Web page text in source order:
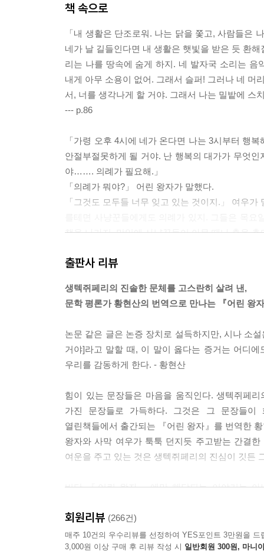
책 속으로
「내 생활은 단조로워. 나는 닭을 쫓고, 사람들은
네가 날 길들인다면 내 생활은 햇빛을 받은 듯 환
리는 나를 땅속에 숨게 하지. 네 발자국 소리는
내게 아무 소용이 없어. 그래서 슬퍼! 그러나 네 머
서, 너를 생각나게 할 거야. 그래서 나는 밀밭에
--- p.86
「가령 오후 4시에 네가 온다면 나는 3시부터 행
안절부절못하게 될 거야. 난 행복의 대가가 무엇
야……. 의례가 필요해.」
「의례가 뭐야?」 어린 왕자가 말했다.
「그것도 모두들 너무 잊고 있는 것이지.」 여우
책을 나가지. 만일에 사냥꾼들이 아무 때나 춤을
그는 꽃들에게 말했다. 「너희들은 내 장미를 전
누구도 길들이지 않았어. 너희들은 옛날 내 여우
이 말에 장미꽃들은 난처했다.
「너희들은 아름다워, 그러나 너희들은 비어 있어
인은 내 장미도 너희들과 비슷하다고 생각할 거
고, 허풍을 들어 주고, 때로는 침묵까지 들어 준 꽃
--- pp.88-89
어린 왕자가 잠이 들어 나는 그를 품에 안고 다시
그보다 더 부서지기 쉬운 것은 없으리라는 느낌마
그래서 나는 그가 더욱 더 부서지기 쉽다는 걸 알
--- pp.97-98
출판사 리뷰
생텍쥐페리의 진솔한 문체를 고스란히 살려 낸,
문학 평론가 황현산의 번역으로 만나는 『어린 왕
논문 같은 글은 논증 장치로 설득하지만, 시나 소
거야]라고 말할 때, 이 말이 옳다는 증거는 어디
우리를 감동하게 한다. - 황현산
힘이 있는 문장들은 마음을 움직인다. 생텍쥐페
가진 문장들로 가득하다. 그것은 그 문장들이
열린책들에서 출간되는 『어린 왕자』를 번역한
왕자와 사막 여우가 툭툭 던지듯 주고받는 간결
여운을 주고 있는 것은 생텍쥐페리의 진심이 깃든
비단 『어린 왕자』에만 해당되는 이야기는 아
섬세한 이해, 정확하고도 아름다운 문장력, 예리
왕자』는 그가 이 작품을 새롭게 번역하고 가다
고스란히 살려 내기 위해 심혈을 기울인 결과물
회원리뷰 (266건)
매주 10건의 우수리뷰를 선정하여 YES포인트 3만원을 드
3,000원 이상 구매 후 리뷰 작성 시 일반회원 300원, 마니